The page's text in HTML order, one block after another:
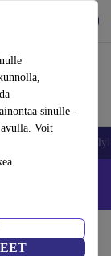
sinulle -
avulla. Voit
–